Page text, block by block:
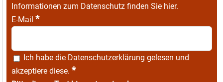
Informationen zum Datenschutz finden Sie hier.
E-Mail *
Ich habe die Datenschutzerklärung gelesen und
akzeptiere diese. *